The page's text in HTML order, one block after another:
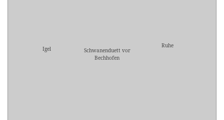
Igel
Schwanenduett vor
Bechhofen
Ruhe